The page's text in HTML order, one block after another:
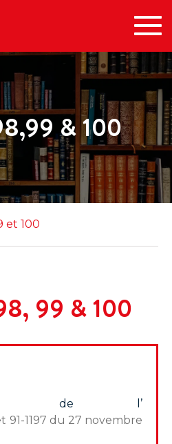
& 100
et 100
99 & 100
de l’
1197 du 27 novembre